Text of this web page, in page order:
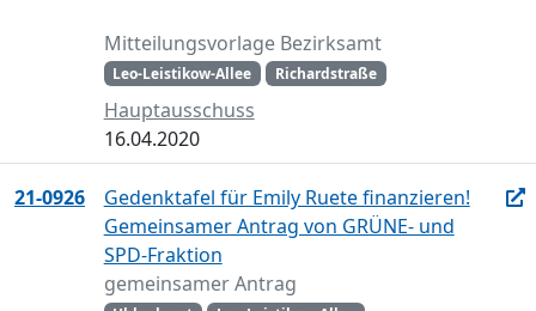
Mitteilungsvorlage Bezirksamt
Leo-Leistikow-Allee Richardstraße
Hauptausschuss
16.04.2020
21-0926
Gedenktafel für Emily Ruete finanzieren!
Gemeinsamer Antrag von GRÜNE- und
SPD-Fraktion
gemeinsamer Antrag